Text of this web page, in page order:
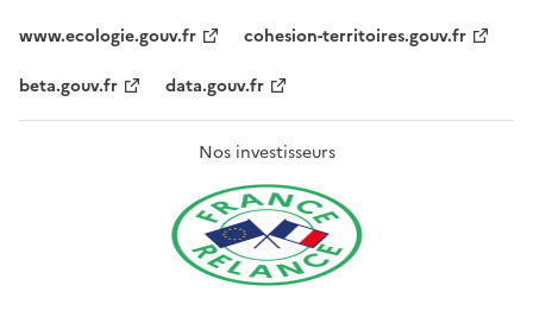
www.ecologie.gouv.fr
cohesion-territoires.gouv.fr
beta.gouv.fr
data.gouv.fr
Nos investisseurs